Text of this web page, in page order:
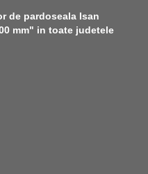
de pardoseala Isan
mm" in toate judetele